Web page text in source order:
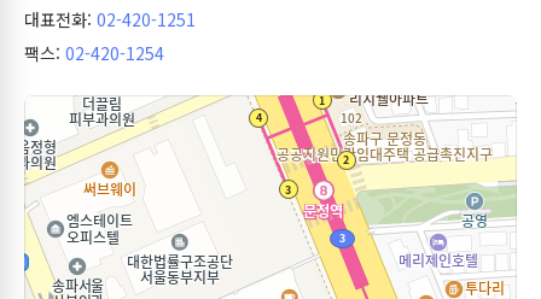
대표전화: 02-420-1251
팩스: 02-420-1254